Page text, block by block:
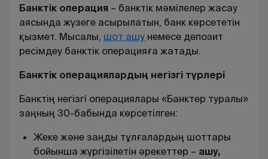
Банктік операция – банктік мәмілелер жасау
аясында жүзеге асырылатын, банк көрсететін
қызмет. Мысалы, шот ашу немесе депозит
ресімдеу банктік операцияға жатады.
Банктік операциялардың негізгі түрлері
Банктің негізгі операциялары «Банктер туралы»
заңның 30-бабында көрсетілген:
Жеке және заңды тұлғалардың шоттары
бойынша жүргізілетін әрекеттер – ашу,